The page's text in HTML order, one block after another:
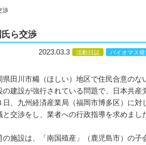
渉
ら交渉
2023.03.3 活動日誌 バイオマス
田川市糒（ほしい）地区で住民合意のな
の建設が強行されている問題で、日本共産
日、九州経済産業局（福岡市博多区）に対
と交渉をし、業者への行政指導を求めまし
施設は、「南国殖産」（鹿児島市）の子